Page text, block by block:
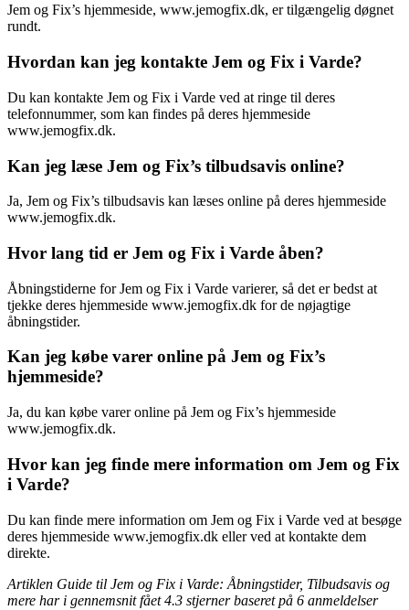
Jem og Fix’s hjemmeside, www.jemogfix.dk, er tilgængelig døgnet
rundt.
Hvordan kan jeg kontakte Jem og Fix i Varde?
Du kan kontakte Jem og Fix i Varde ved at ringe til deres
telefonnummer, som kan findes på deres hjemmeside
www.jemogfix.dk.
Kan jeg læse Jem og Fix’s tilbudsavis online?
Ja, Jem og Fix’s tilbudsavis kan læses online på deres hjemmeside
www.jemogfix.dk.
Hvor lang tid er Jem og Fix i Varde åben?
Åbningstiderne for Jem og Fix i Varde varierer, så det er bedst at
tjekke deres hjemmeside www.jemogfix.dk for de nøjagtige
åbningstider.
Kan jeg købe varer online på Jem og Fix’s
hjemmeside?
Ja, du kan købe varer online på Jem og Fix’s hjemmeside
www.jemogfix.dk.
Hvor kan jeg finde mere information om Jem og Fix
i Varde?
Du kan finde mere information om Jem og Fix i Varde ved at besøge
deres hjemmeside www.jemogfix.dk eller ved at kontakte dem
direkte.
Artiklen Guide til Jem og Fix i Varde: Åbningstider, Tilbudsavis og
mere har i gennemsnit fået4.3 stjerner baseret på 6 anmeldelser